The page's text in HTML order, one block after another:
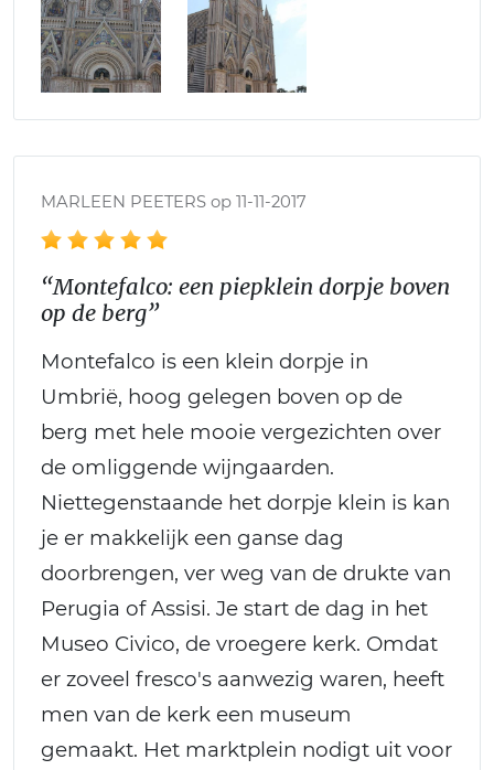
MARLEEN PEETERS op 11-11-2017
“Montefalco: een piepklein dorpje boven
op de berg”
Montefalco is een klein dorpje in
Umbrië, hoog gelegen boven op de
berg met hele mooie vergezichten over
de omliggende wijngaarden.
Niettegenstaande het dorpje klein is kan
je er makkelijk een ganse dag
doorbrengen, ver weg van de drukte van
Perugia of Assisi. Je start de dag in het
Museo Civico, de vroegere kerk. Omdat
er zoveel fresco's aanwezig waren, heeft
men van de kerk een museum
gemaakt. Het marktplein nodigt uit voor